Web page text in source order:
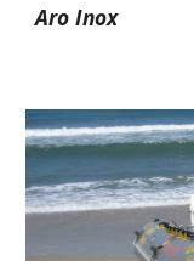
Aro Inox